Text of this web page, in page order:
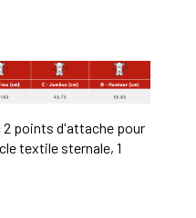
2 points d'attache pour
textile sternale, 1